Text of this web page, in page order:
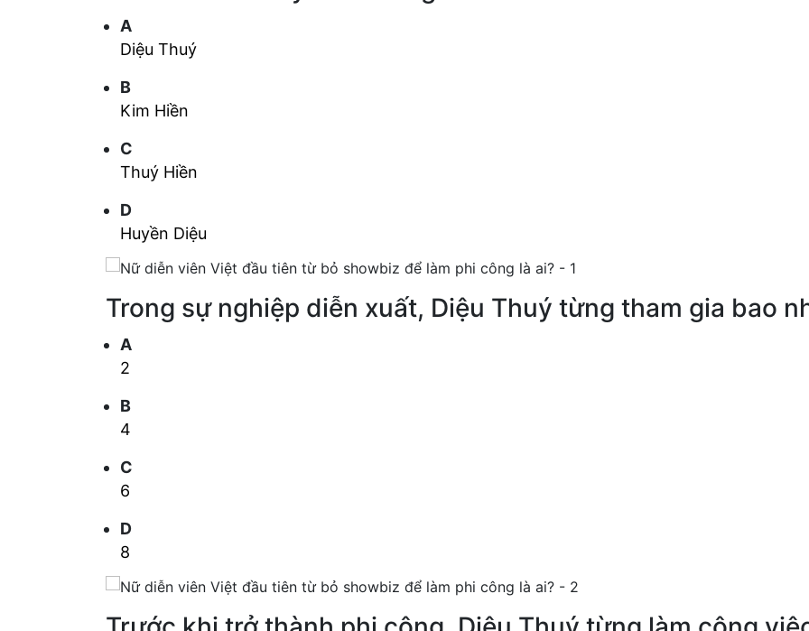
A
Diệu Thuý
B
Kim Hiền
C
Thuý Hiền
D
Huyền Diệu
Trong sự nghiệp diễn xuất, Diệu Thuý từng tham gia bao
A
2
B
4
C
6
D
8